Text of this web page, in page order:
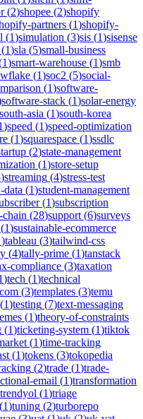
(2)shopee (2)shopify
partners (1)shopify-
(1)simulation (3)sis (1)sisense
(1)sla (5)small-business
1)smart-warehouse (1)smb
(1)soc2 (5)social-
(1)software-
software-stack (1)solar-energy
south-asia (1)south-korea
)speed (1)speed-optimization
(1)squarespace (1)ssdlc
(2)state-management
(1)store-setup
)streaming (4)stress-test
data (1)student-management
(1)subscription
(28)support (6)surveys
(1)sustainable-ecommerce
)tableau (3)tailwind-css
(4)tally-prime (1)tanstack
compliance (3)taxation
)tech (1)technical
(3)templates (3)temu
(1)testing (7)text-messaging
(1)theory-of-constraints
(1)ticketing-system (1)tiktok
(1)time-tracking
(1)tokens (3)tokopedia
(2)trade (1)trade-
email (1)transformation
trendyol (1)triage
(1)tuning (2)turborepo